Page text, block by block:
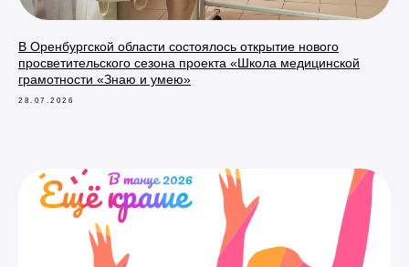
В Оренбургской области состоялось открытие нового
просветительского сезона проекта «Школа медицинской
грамотности «Знаю и умею»
28.07.2026